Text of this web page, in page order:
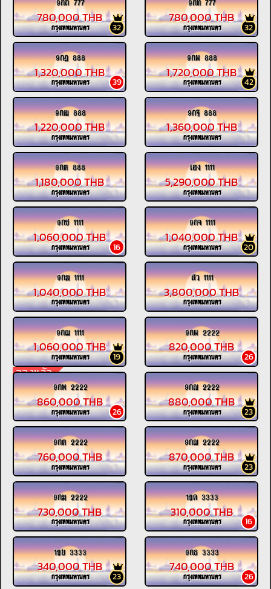
32
780,000 THB
กรุงเทพมหานคร 32
780,000 THB
กรุงเทพมหานคร
9กฎ 888
39
1,320,000 THB
กรุงเทพมหานคร
9กผ 888
42
1,720,000 THB
กรุงเทพมหานคร
9กฒ 888
1,220,000 THB
กรุงเทพมหานคร
9กฐ 888
1,360,000 THB
กรุงเทพมหานคร
9กต 888
1,180,000 THB
กรุงเทพมหานคร
เฮง 1111
5,290,000 THB
กรุงเทพมหานคร
9กช 1111
16
1,060,000 THB
กรุงเทพมหานคร
9กจ 1111
20
1,040,000 THB
กรุงเทพมหานคร
9กฆ 1111
1,040,000 THB
กรุงเทพมหานคร
สว 1111
3,800,000 THB
กรุงเทพมหานคร
9กฌ 1111
จองแล้ว
19
1,060,000 THB
กรุงเทพมหานคร
9กผ 2222
26
820,000 THB
กรุงเทพมหานคร
9กพ 2222
26
860,000 THB
กรุงเทพมหานคร
9กณ 2222
23
880,000 THB
กรุงเทพมหานคร
9กต 2222
760,000 THB
กรุงเทพมหานคร
9กฌ 2222
23
870,000 THB
กรุงเทพมหานคร
9กฆ 2222
730,000 THB
กรุงเทพมหานคร
1ขด 3333
16
310,000 THB
กรุงเทพมหานคร
1ขย 3333
23
340,000 THB
กรุงเทพมหานคร
9กธ 3333
26
740,000 THB
กรุงเทพมหานคร